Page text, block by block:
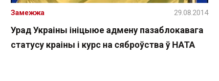
Урад Украіны ініцыюе адмену пазаблокавага
статусу краіны і курс на сяброўства ў НАТА
Замежжа 29.08.2014